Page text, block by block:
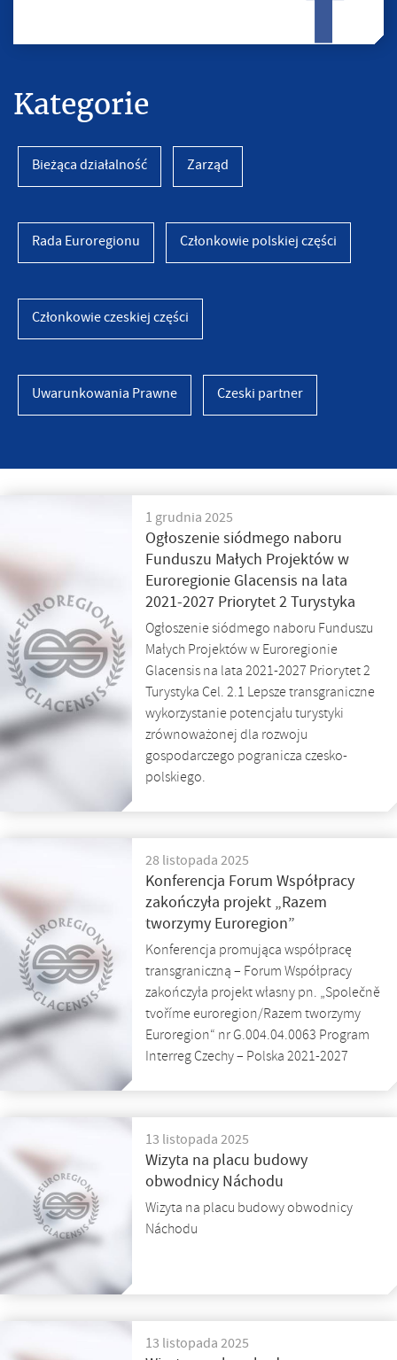
Kategorie
Bieżąca działalność Zarząd
Rada Euroregionu Członkowie polskiej części
Członkowie czeskiej części
Uwarunkowania Prawne Czeski partner
1 grudnia 2025
Ogłoszenie siódmego naboru
Funduszu Małych Projektów w
Euroregionie Glacensis na lata
2021-2027 Priorytet 2 Turystyka
Ogłoszenie siódmego naboru Funduszu
Małych Projektów w Euroregionie
Glacensis na lata 2021-2027 Priorytet 2
Turystyka Cel. 2.1 Lepsze transgraniczne
wykorzystanie potencjału turystyki
zrównoważonej dla rozwoju
gospodarczego pogranicza czesko-
polskiego.
28 listopada 2025
Konferencja Forum Współpracy
zakończyła projekt „Razem
tworzymy Euroregion”
Konferencja promująca współpracę
transgraniczną – Forum Współpracy
zakończyła projekt własny pn. „Společně
tvoříme euroregion/Razem tworzymy
Euroregion“ nr G.004.04.0063 Program
Interreg Czechy – Polska 2021-2027
13 listopada 2025
Wizyta na placu budowy
obwodnicy Náchodu
Wizyta na placu budowy obwodnicy
Náchodu
13 listopada 2025